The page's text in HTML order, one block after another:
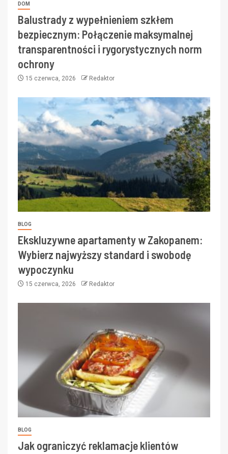
DOM
Balustrady z wypełnieniem szkłem
bezpiecznym: Połączenie maksymalnej
transparentności i rygorystycznych norm
ochrony
15 czerwca, 2026 Redaktor
BLOG
Ekskluzywne apartamenty w Zakopanem:
Wybierz najwyższy standard i swobodę
wypoczynku
15 czerwca, 2026 Redaktor
BLOG
Jak ograniczyć reklamacje klientów